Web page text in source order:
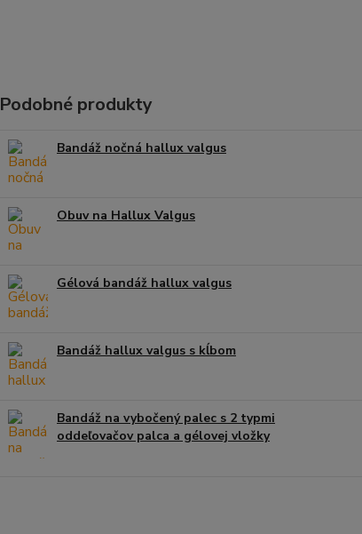
Podobné produkty
Bandáž nočná hallux valgus
Obuv na Hallux Valgus
Gélová bandáž hallux valgus
Bandáž hallux valgus s kĺbom
Bandáž na vybočený palec s 2 typmi
oddeľovačov palca a gélovej vložky